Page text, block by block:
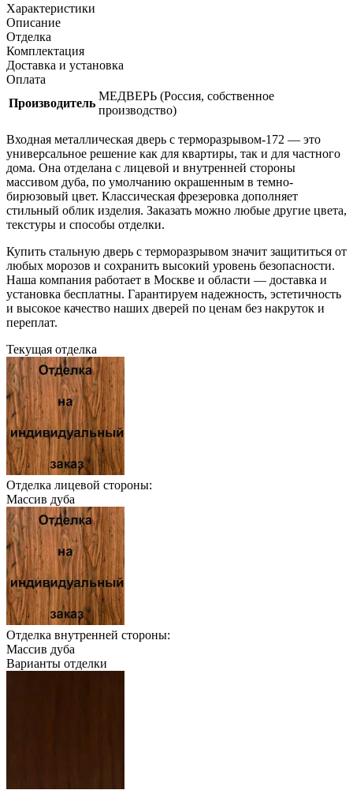
Характеристики
Описание
Отделка
Комплектация
Доставка и установка
Оплата
Производитель
МЕДВЕРЬ (Россия, собственное
производство)
Входная металлическая дверь с терморазрывом-172 — это
универсальное решение как для квартиры, так и для частного
дома. Она отделана с лицевой и внутренней стороны
массивом дуба, по умолчанию окрашенным в темно-
бирюзовый цвет. Классическая фрезеровка дополняет
стильный облик изделия. Заказать можно любые другие цвета,
текстуры и способы отделки.
Купить стальную дверь с терморазрывом значит защититься от
любых морозов и сохранить высокий уровень безопасности.
Наша компания работает в Москве и области — доставка и
установка бесплатны. Гарантируем надежность, эстетичность
и высокое качество наших дверей по ценам без накруток и
переплат.
Текущая отделка
Отделка лицевой стороны:
Массив дуба
Отделка внутренней стороны:
Массив дуба
Варианты отделки